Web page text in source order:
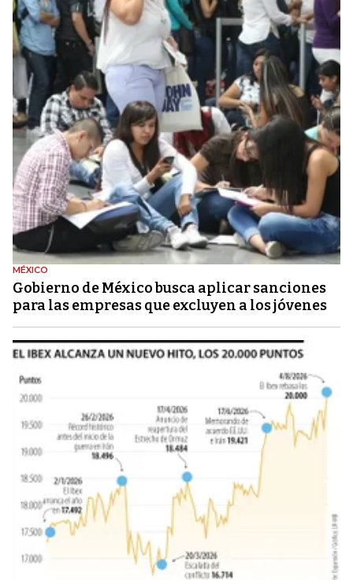
MÉXICO
Gobierno de México busca aplicar sanciones
para las empresas que excluyen a los jóvenes